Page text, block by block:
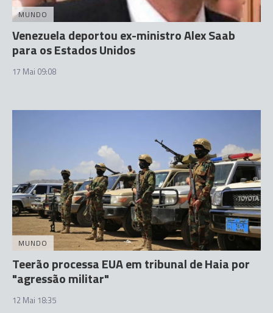
MUNDO
Venezuela deportou ex-ministro Alex Saab
para os Estados Unidos
17 Mai 09:08
MUNDO
Teerão processa EUA em tribunal de Haia por
"agressão militar"
12 Mai 18:35